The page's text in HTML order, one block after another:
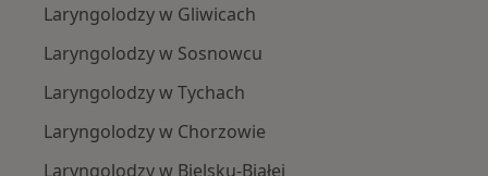
Laryngolodzy w Gliwicach
Laryngolodzy w Sosnowcu
Laryngolodzy w Tychach
Laryngolodzy w Chorzowie
Laryngolodzy w Bielsku-Białej